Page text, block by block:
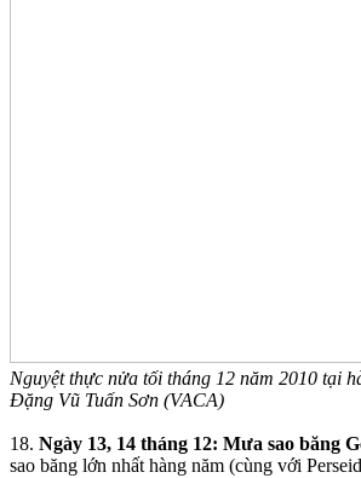
Nguyệt thực nửa tối tháng 12 năm 2010 tại
Đặng Vũ Tuấn Sơn (VACA)
18. Ngày 13, 14 tháng 12: Mưa sao băng
sao băng lớn nhất hàng năm (cùng với